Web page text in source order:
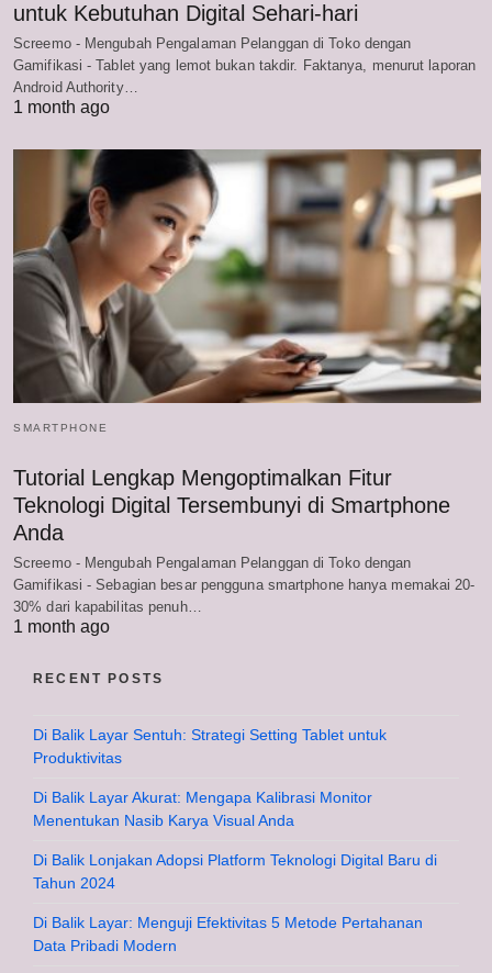
untuk Kebutuhan Digital Sehari-hari
Screemo - Mengubah Pengalaman Pelanggan di Toko dengan
Gamifikasi - Tablet yang lemot bukan takdir. Faktanya, menurut laporan
Android Authority…
1 month ago
SMARTPHONE
Tutorial Lengkap Mengoptimalkan Fitur
Teknologi Digital Tersembunyi di Smartphone
Anda
Screemo - Mengubah Pengalaman Pelanggan di Toko dengan
Gamifikasi - Sebagian besar pengguna smartphone hanya memakai 20-
30% dari kapabilitas penuh…
1 month ago
RECENT POSTS
Di Balik Layar Sentuh: Strategi Setting Tablet untuk
Produktivitas
Di Balik Layar Akurat: Mengapa Kalibrasi Monitor
Menentukan Nasib Karya Visual Anda
Di Balik Lonjakan Adopsi Platform Teknologi Digital Baru di
Tahun 2024
Di Balik Layar: Menguji Efektivitas 5 Metode Pertahanan
Data Pribadi Modern